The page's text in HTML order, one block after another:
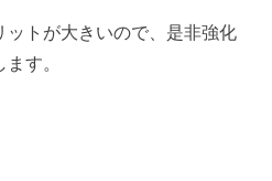
トが大きいので、是非強化
す。